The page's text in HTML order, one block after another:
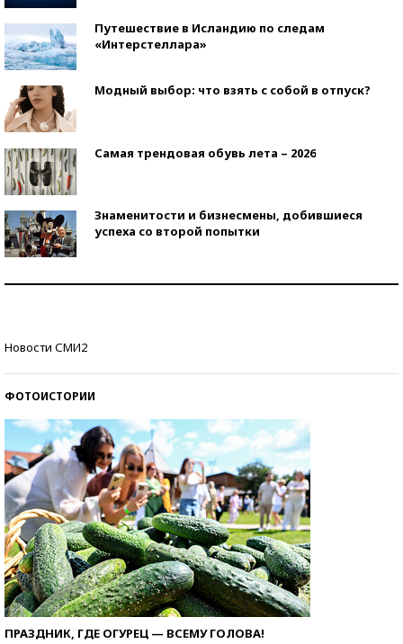
Путешествие в Исландию по следам
«Интерстеллара»
Модный выбор: что взять с собой в отпуск?
Самая трендовая обувь лета – 2026
Знаменитости и бизнесмены, добившиеся
успеха со второй попытки
Новости СМИ2
ФОТОИСТОРИИ
ПРАЗДНИК, ГДЕ ОГУРЕЦ — ВСЕМУ ГОЛОВА!